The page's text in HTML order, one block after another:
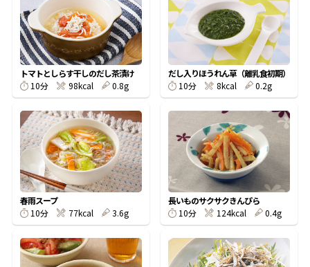
楽チン屋® ストレートつゆ
かつお節レシピ
めんつゆレシピ
割烹白だしレシピ
レシピ特設サイト
割烹白だしレシピ特集
だしコミュ
トマトとしらす干しのだし茶漬け
10分
98kcal 0.8g
だし入りほうれん草（離乳食初期）
10分
8kcal 0.2g
春雨スープ
10分
77kcal 3.6g
長いものサクサクきんぴら
10分
124kcal 0.4g